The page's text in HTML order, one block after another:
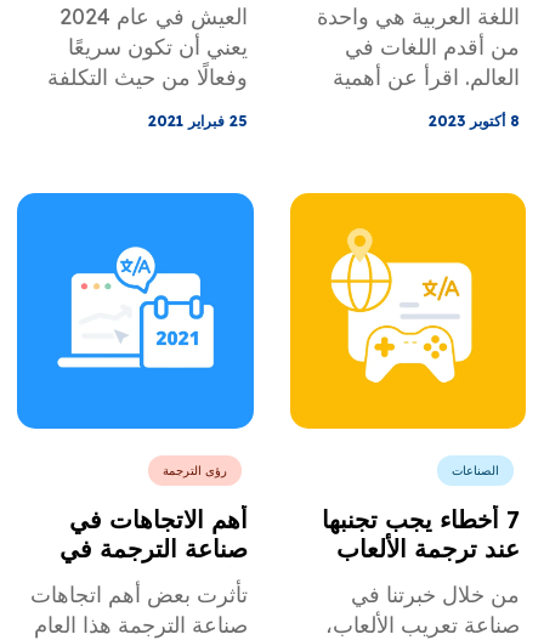
اللغة العربية هي واحدة
من أقدم اللغات في
العالم. اقرأ عن أهمية
الترجمة العربية وكيف
يجب أن تكون الترجمة
8 أكتوبر 2023
العيش في عام 2024
يعني أن تكون سريعًا
وفعالًا من حيث التكلفة
اقرأ الطرق السبعة
منشور المدونة الخاص
25 فبراير 2021
الصناعات
7 أخطاء يجب تجنبها
عند ترجمة الألعاب
من خلال خبرتنا في
صناعة تعريب الألعاب،
رؤى الترجمة
أهم الاتجاهات في
صناعة الترجمة في
عام 2021
تأثرت بعض أهم اتجاهات
صناعة الترجمة هذا العام